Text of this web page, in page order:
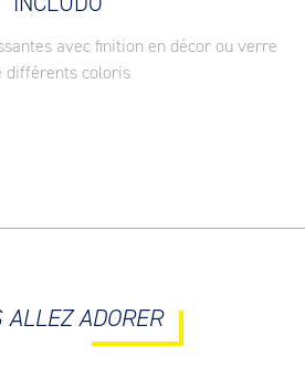
avec finition en décor ou verre
différents coloris
ALLEZ ADORER